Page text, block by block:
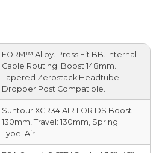
FORM™ Alloy. Press Fit BB. Internal
Cable Routing. Boost 148mm.
Tapered Zerostack Headtube.
Dropper Post Compatible.
Suntour XCR34 AIR LOR DS Boost
130mm, Travel: 130mm, Spring
Type: Air